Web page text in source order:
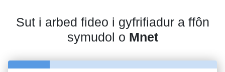
Sut i arbed fideo i gyfrifiadur a ffôn
symudol o Mnet